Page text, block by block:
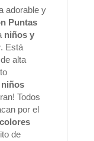
adorable y
Puntas
niños y
. Está
alta
Todos
por el
colores
de